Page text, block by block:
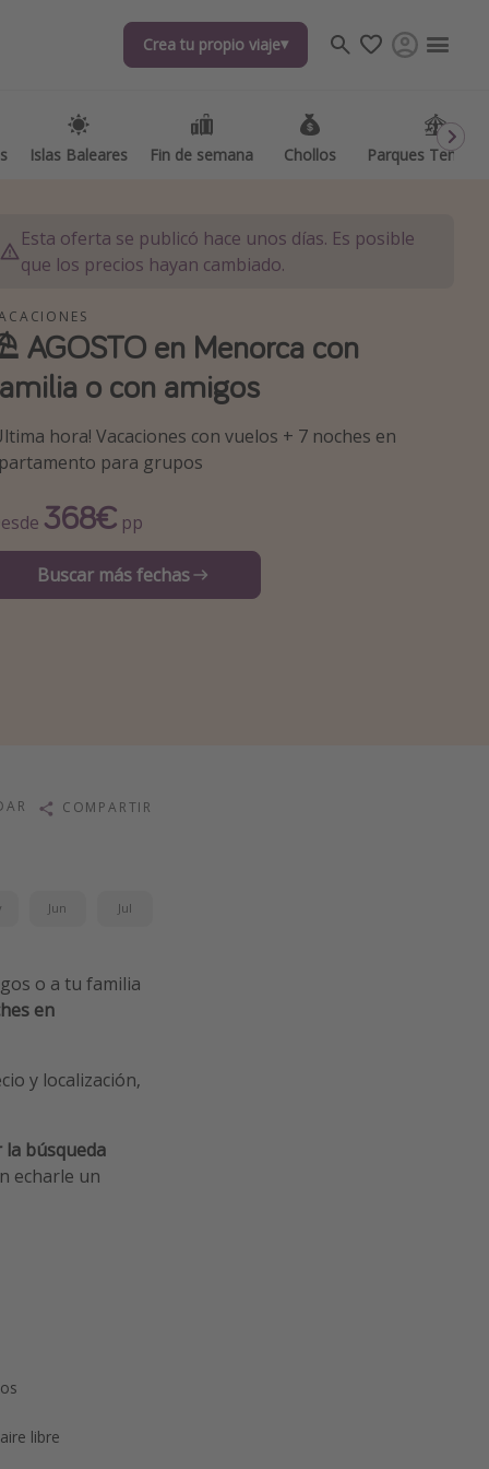
Crea tu propio viaje
Islas Baleares Fin de semana Chollos Parques
Crea tu propio viaje
Islas Baleares Fin de semana Chollos Parques
destinos
Esta oferta se publicó hace unos días. Es posible
que los precios hayan cambiado.
AGOSTO en Menorca con
o con amigos
hora! Vacaciones con vuelos + 7 noches en
para grupos
368€ pp
Buscar más fechas
COMPARTIR
Jun Jul
o a tu familia
en
y localización,
búsqueda
echarle un
libre